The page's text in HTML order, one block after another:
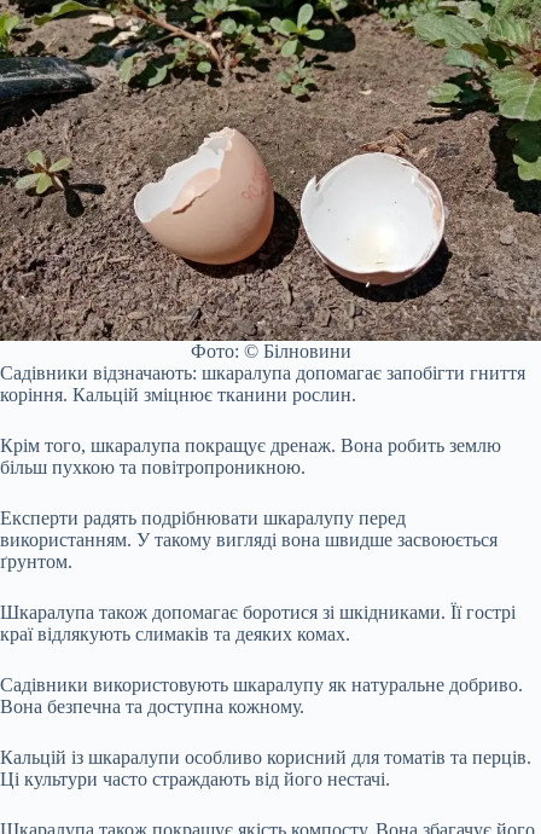
Фото: © Білновини
Садівники відзначають: шкаралупа допомагає запобігти гниття
коріння. Кальцій зміцнює тканини рослин.
Крім того, шкаралупа покращує дренаж. Вона робить землю
більш пухкою та повітропроникною.
Експерти радять подрібнювати шкаралупу перед
використанням. У такому вигляді вона швидше засвоюється
ґрунтом.
Шкаралупа також допомагає боротися зі шкідниками. Її гострі
краї відлякують слимаків та деяких комах.
Садівники використовують шкаралупу як натуральне добриво.
Вона безпечна та доступна кожному.
Кальцій із шкаралупи особливо корисний для томатів та перців.
Ці культури часто страждають від його нестачі.
Шкаралупа також покращує якість компосту. Вона збагачує його